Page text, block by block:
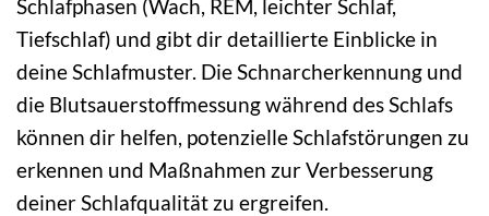
Schlafphasen (Wach, REM, leichter Schlaf,
Tiefschlaf) und gibt dir detaillierte Einblicke in
deine Schlafmuster. Die Schnarcherkennung und
die Blutsauerstoffmessung während des Schlafs
können dir helfen, potenzielle Schlafstörungen zu
erkennen und Maßnahmen zur Verbesserung
deiner Schlafqualität zu ergreifen.